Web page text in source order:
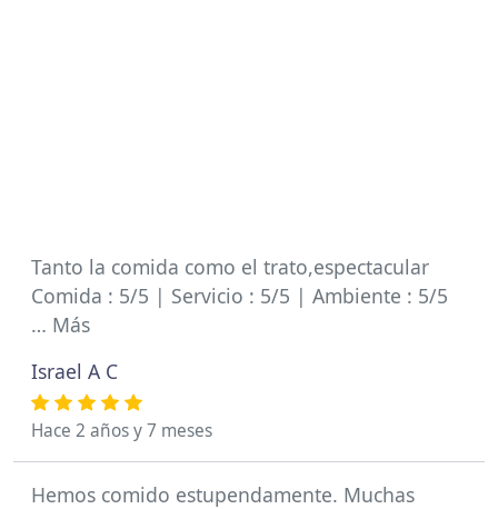
Tanto la comida como el trato,espectacular
Comida : 5/5 | Servicio : 5/5 | Ambiente : 5/5
… Más
Israel A C
Hace 2 años y 7 meses
Hemos comido estupendamente. Muchas